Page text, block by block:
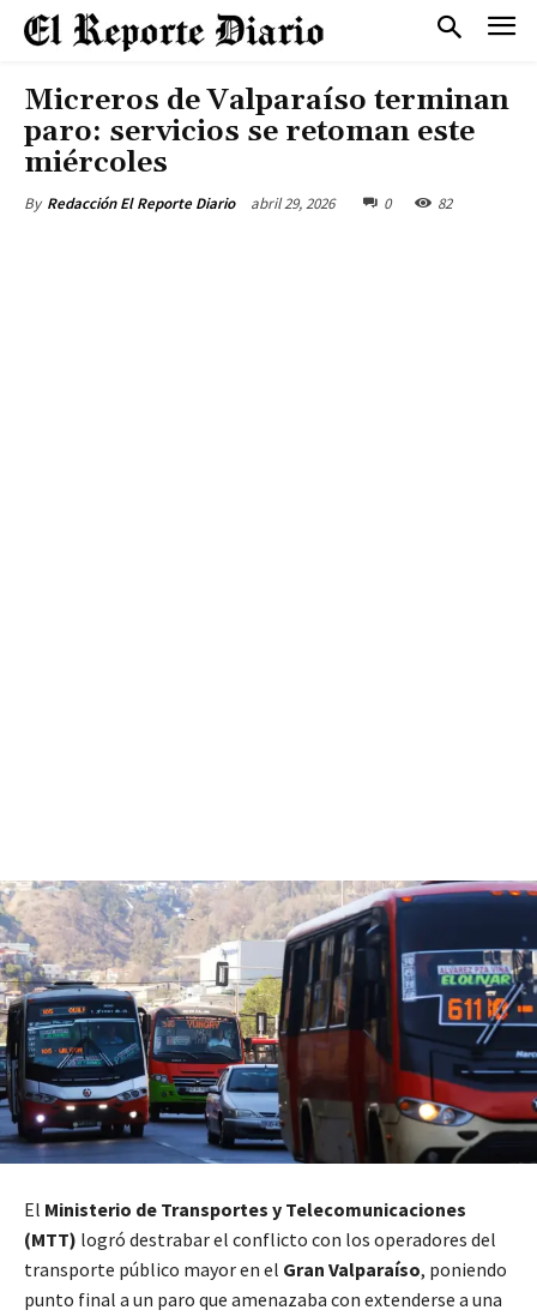
Micreros de Valparaíso terminan
paro: servicios se retoman este
miércoles
By Redacción El Reporte Diario abril 29, 2026 0 82
El Ministerio de Transportes y Telecomunicaciones
(MTT) logró destrabar el conflicto con los operadores del
transporte público mayor en el Gran Valparaíso, poniendo
punto final a un paro que amenazaba con extenderse a una